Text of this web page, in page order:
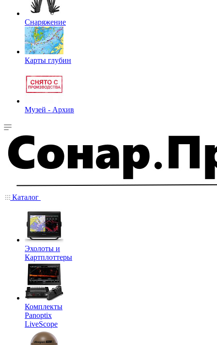
Снаряжение
Карты глубин
Музей - Архив
Каталог
Эхолоты и
Картплоттеры
Комплекты
Panoptix
LiveScope